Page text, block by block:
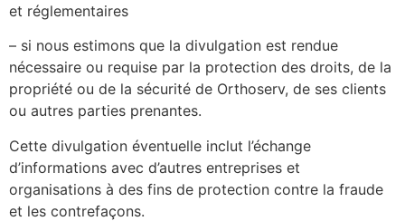
et réglementaires
– si nous estimons que la divulgation est rendue
nécessaire ou requise par la protection des droits, de la
propriété ou de la sécurité de Orthoserv, de ses clients
ou autres parties prenantes.
Cette divulgation éventuelle inclut l’échange
d’informations avec d’autres entreprises et
organisations à des fins de protection contre la fraude
et les contrefaçons.